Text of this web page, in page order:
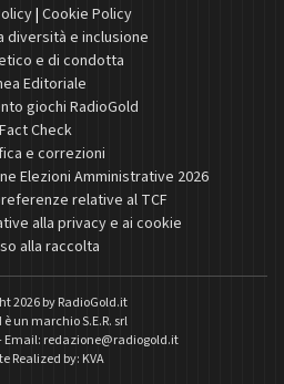
| Cookie Policy
diversità e inclusione
e di condotta
Editoriale
giochi RadioGold
Fact Check
e correzioni
Elezioni Amministrative 2026
relative al TCF
alla privacy e ai cookie
alla raccolta
2026 byRadioGold.it
è un marchio S.E.R. srl
Email: redazione@radiogold.it
Realized by: KVA